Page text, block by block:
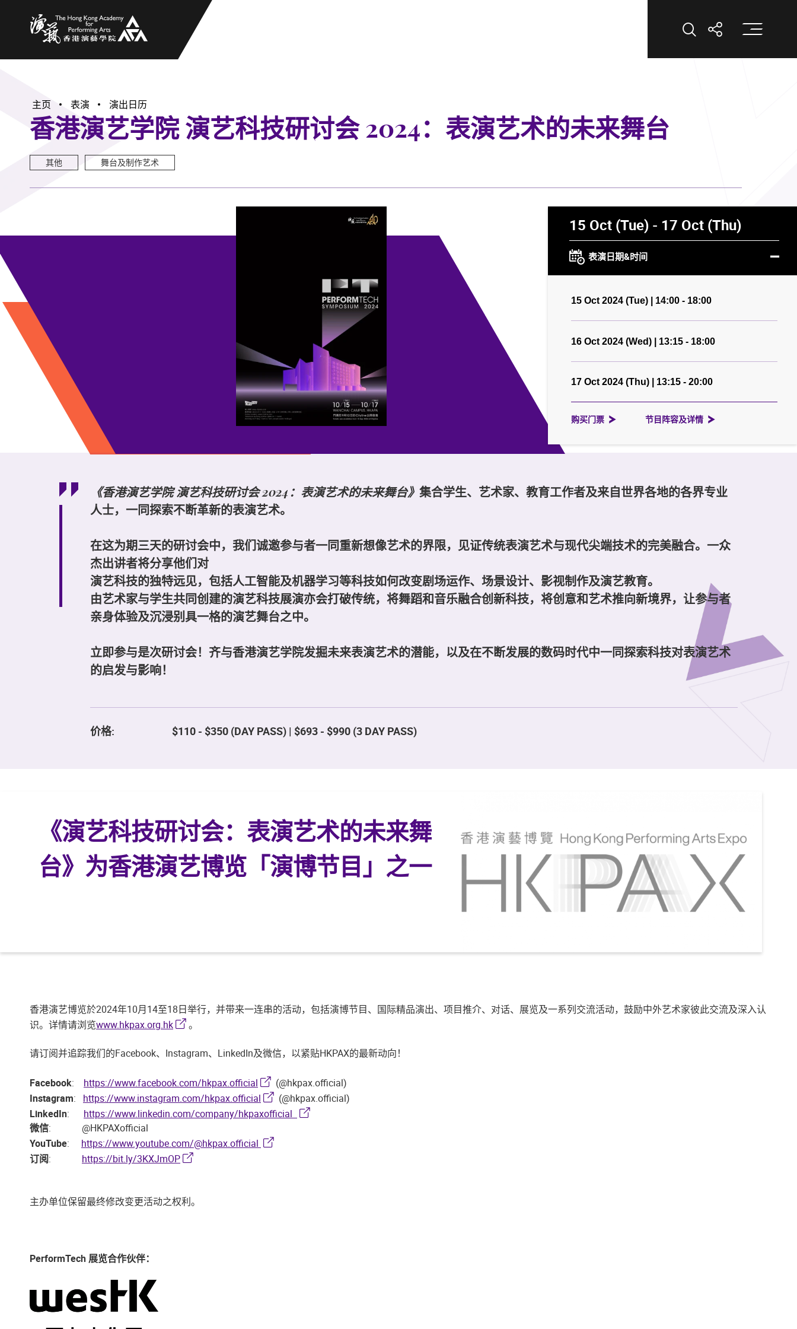
打开搜索打开分享打
主页 表演 演出日历
香港演艺学院 演艺科技研讨会 2024：表演艺术的未来舞台
其他 舞台及制作艺术
15 Oct (Tue) - 17 Oct (Thu)
表演日期&时间
15 Oct 2024 (Tue) | 14:00 - 18:00
16 Oct 2024 (Wed) | 13:15 - 18:00
17 Oct 2024 (Thu) | 13:15 - 20:00
购买门票 节目阵容及详情
《香港演艺学院 演艺科技研讨会 2024：表演艺术的未来舞台》 集合学生、艺术家、教育工作者及来自世界各地的各界专业
人士，一同探索不断革新的表演艺术。
在这为期三天的研讨会中，我们诚邀参与者一同重新想像艺术的界限，见证传统表演艺术与现代尖端技术的完美融合。一众
杰出讲者将分享他们对
演艺科技的独特远见，包括人工智能及机器学习等科技如何改变剧场运作、场景设计、影视制作及演艺教育。
由艺术家与学生共同创建的演艺科技展演亦会打破传统，将舞蹈和音乐融合创新科技，将创意和艺术推向新境界，让参与者
亲身体验及沉浸别具一格的演艺舞台之中。
立即参与是次研讨会！齐与香港演艺学院发掘未来表演艺术的潜能，以及在不断发展的数码时代中一同探索科技对表演艺术
的启发与影响！
价格: $110 - $350 (DAY PASS) | $693 - $990 (3 DAY PASS)
《演艺科技研讨会：表演艺术的未来舞
台》为香港演艺博览「演博节目」之一
香港演艺博览於2024年10月14至18日举行，并带来一连串的活动，包括演博节目、国际精品演出、项目推介、对话、展览及一系列交流活动，鼓励中外艺术家彼此交流及深入认
识。详情请浏览www.hkpax.org.hk 。
请订阅并追踪我们的Facebook、Instagram、LinkedIn及微信，以紧贴HKPAX的最新动向！
Facebook: https://www.facebook.com/hkpax.official
(@hkpax.official)
Instagram: https://www.instagram.com/hkpax.official
(@hkpax.official)
LinkedIn: https://www.linkedin.com/company/hkpaxofficial
微信: @HKPAXofficial
YouTube: https://www.youtube.com/@hkpax.official
订阅: https://bit.ly/3KXJmOP
主办单位保留最终修改变更活动之权利。
PerformTech 展览合作伙伴：